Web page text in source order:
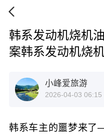
韩系发动机烧机
案韩系发动机烧
小峰爱旅游
2026-04-03 06:15
韩系车主的噩梦来了